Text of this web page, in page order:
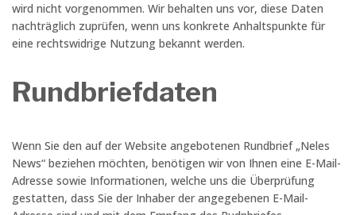
wird nicht vorgenommen. Wir behalten uns vor, diese Daten
nachträglich zuprüfen, wenn uns konkrete Anhaltspunkte für
eine rechtswidrige Nutzung bekannt werden.
Rundbriefdaten
Wenn Sie den auf der Website angebotenen Rundbrief „Neles
News“ beziehen möchten, benötigen wir von Ihnen eine E-Mail-
Adresse sowie Informationen, welche uns die Überprüfung
gestatten, dass Sie der Inhaber der angegebenen E-Mail-